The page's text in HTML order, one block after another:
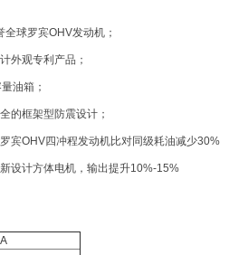
全球罗宾OHV发动机；
外观专利产品；
油箱；
的框架型防震设计；
宾OHV四冲程发动机比对同级耗油减少30%
设计方体电机，输出提升10%-15%